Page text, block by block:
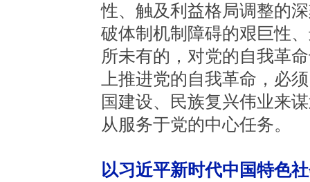
性、触及利益格局调整的
破体制机制障碍的艰巨性
所未有的，对党的自我革
上推进党的自我革命，必
国建设、民族复兴伟业来
从服务于党的中心任务。
以习近平新时代中国特色